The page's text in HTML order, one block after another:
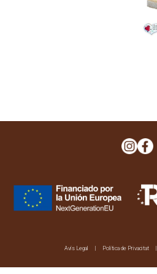
Avís Legal Política de Privacitat